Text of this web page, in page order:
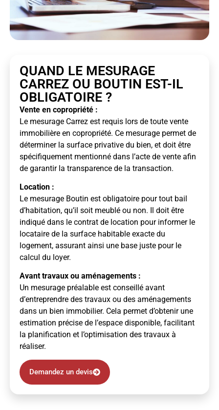
QUAND LE MESURAGE
CARREZ OU BOUTIN EST-IL
OBLIGATOIRE ?
Vente en copropriété :
Le mesurage Carrez est requis lors de toute vente
immobilière en copropriété. Ce mesurage permet de
déterminer la surface privative du bien, et doit être
spécifiquement mentionné dans l’acte de vente afin
de garantir la transparence de la transaction.
Location :
Le mesurage Boutin est obligatoire pour tout bail
d’habitation, qu’il soit meublé ou non. Il doit être
indiqué dans le contrat de location pour informer le
locataire de la surface habitable exacte du
logement, assurant ainsi une base juste pour le
calcul du loyer.
Avant travaux ou aménagements :
Un mesurage préalable est conseillé avant
d’entreprendre des travaux ou des aménagements
dans un bien immobilier. Cela permet d’obtenir une
estimation précise de l’espace disponible, facilitant
la planification et l’optimisation des travaux à
réaliser.
Demandez un devis